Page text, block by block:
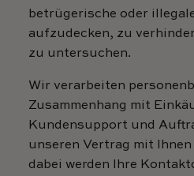
betrügerische oder
aufzudecken, zu
zu untersuchen.
Wir verarbeiten
Zusammenhang mit
Kundensupport und
unseren Vertrag mit
dabei werden Ihre